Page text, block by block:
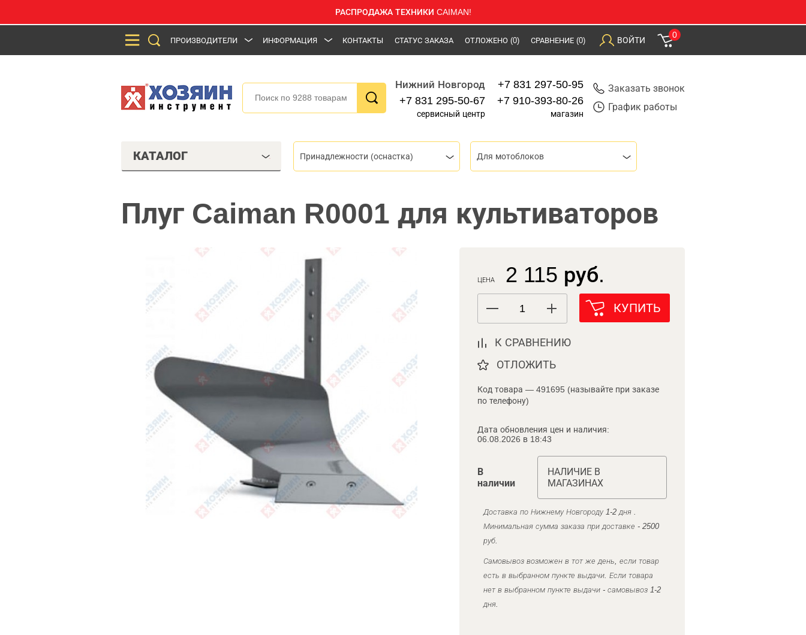
РАСПРОДАЖА ТЕХНИКИ CAIMAN!
ПРОИЗВОДИТЕЛИ ИНФОРМАЦИЯ КОНТАКТЫ СТАТУС ЗАКАЗА ОТЛОЖЕНО (0) СРАВНЕНИЕ (0) ВОЙТИ
0
Нижний Новгород
+7 831 295-50-67
сервисный центр
+7 831 297-50-95
+7 910-393-80-26
магазин
Заказать звонок
График работы
КАТАЛОГ Принадлежности (оснастка) Для мотоблоков
Плуг Caiman R0001 для культиваторов
ЦЕНА 2 115 руб.
КУПИТЬ
К СРАВНЕНИЮ
ОТЛОЖИТЬ
Код товара — 491695 (называйте при заказе
по телефону)
Дата обновления цен и наличия:
06.08.2026 в 18:43
В
наличии
НАЛИЧИЕ В
МАГАЗИНАХ
Доставка по Нижнему Новгороду 1-2 дня .
Минимальная сумма заказа при доставке - 2500
руб.
Самовывоз возможен в тот же день, если товар
есть в выбранном пункте выдачи. Если товара
нет в выбранном пункте выдачи - самовывоз 1-2
дня.